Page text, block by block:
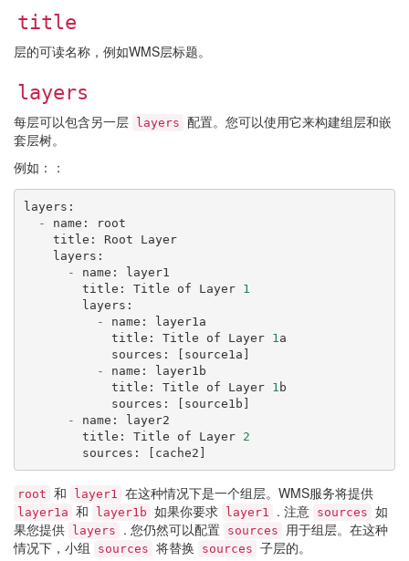
title
层的可读名称，例如WMS层标题。
layers
每层可以包含另一层 layers 配置。您可以使用它来构建组层和嵌
套层树。
例如：：
layers :
-
name :
root
title : Root
Layer
layers :
-
name :
layer1
title : Title of Layer
1
layers :
-
name :
layer1a
title : Title of Layer 1 a
sources : [ source1a ]
-
name :
layer1b
title : Title of Layer 1 b
sources : [ source1b ]
-
name :
layer2
title : Title of Layer
2
sources : [ cache2 ]
root 和 layer1 在这种情况下是一个组层。WMS服务将提供
layer1a 和 layer1b 如果你要求 layer1 . 注意 sources 如
果您提供
layers . 您仍然可以配置 sources
用于组层。在这种
情况下，小组
sources 将替换 sources 子层的。